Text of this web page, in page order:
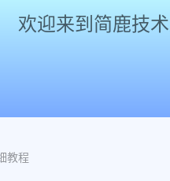
欢迎来到简鹿技
教程